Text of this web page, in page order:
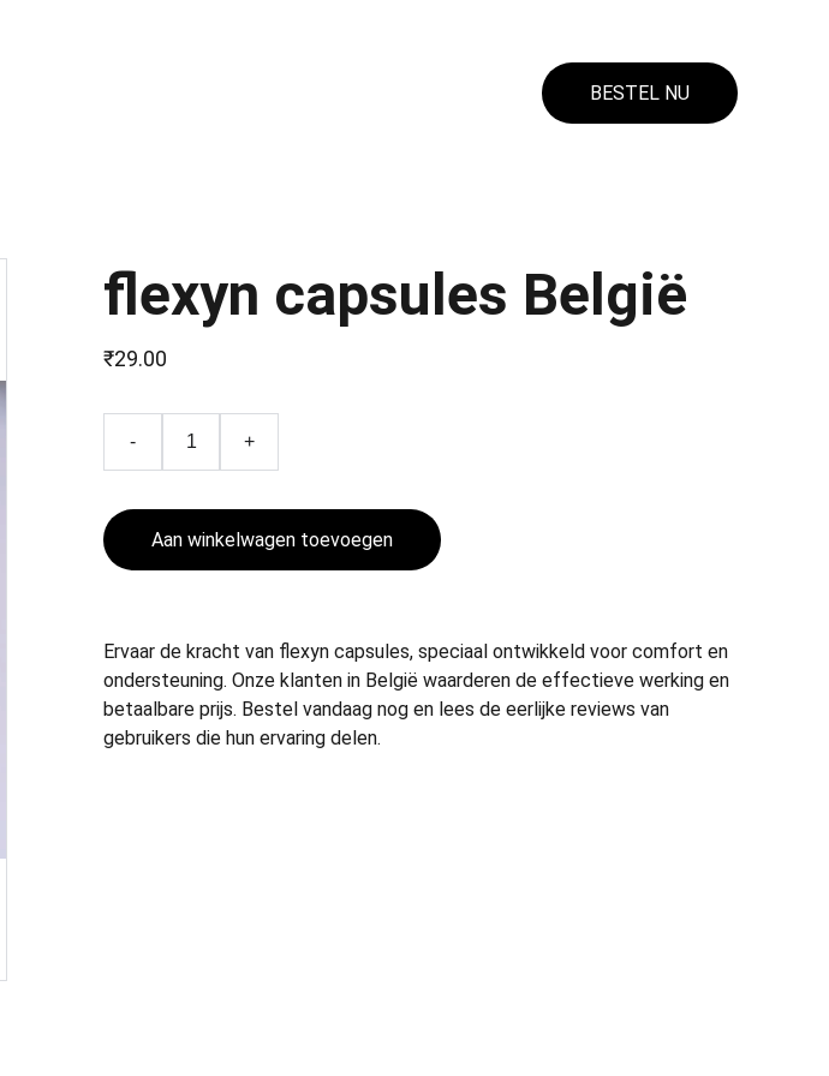
BESTEL NU
flexyn capsules België
₹29.00
- +
Aan winkelwagen toevoegen
Ervaar de kracht van flexyn capsules, speciaal ontwikkeld voor comfort en
ondersteuning. Onze klanten in België waarderen de effectieve werking en
betaalbare prijs. Bestel vandaag nog en lees de eerlijke reviews van
gebruikers die hun ervaring delen.